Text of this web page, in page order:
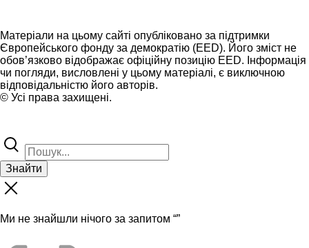
Матеріали на цьому сайті опубліковано за підтримки
Європейського фонду за демократію (EED). Його зміст не
обов’язково відображає офіційну позицію EED. Інформація
чи погляди, висловлені у цьому матеріалі, є виключною
відповідальністю його авторів.
© Усі права захищені.
Знайти
Ми не знайшли нічого за запитом “”